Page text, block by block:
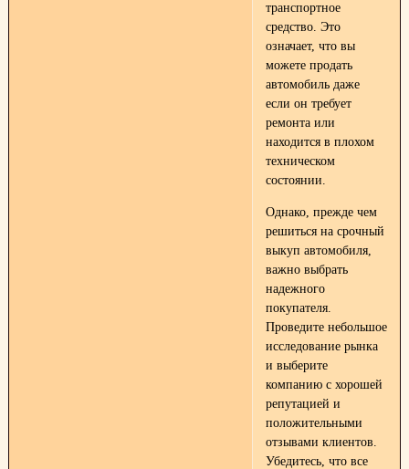
транспортное
средство. Это
означает, что вы
можете продать
автомобиль даже
если он требует
ремонта или
находится в плохом
техническом
состоянии.
Однако, прежде чем
решиться на срочный
выкуп автомобиля,
важно выбрать
надежного
покупателя.
Проведите небольшое
исследование рынка
и выберите
компанию с хорошей
репутацией и
положительными
отзывами клиентов.
Убедитесь, что все